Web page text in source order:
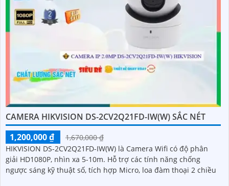
CAMERA HIKVISION DS-2CV2Q21FD-IW(W) SẮC NÉT
1,200,000 ₫
1,670,000 ₫
HIKVISION DS-2CV2Q21FD-IW(W) là Camera Wifi có độ phân
giải HD1080P, nhìn xa 5-10m. Hỗ trợ các tính năng chống
ngược sáng kỹ thuật số, tích hợp Micro, loa đàm thoại 2 chiều